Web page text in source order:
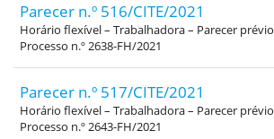
Parecer n.º 516/CITE/2021
Horário flexível – Trabalhadora – Parecer prévio
Processo n.º 2638-FH/2021
Parecer n.º 517/CITE/2021
Horário flexível – Trabalhadora – Parecer prévio
Processo n.º 2643-FH/2021